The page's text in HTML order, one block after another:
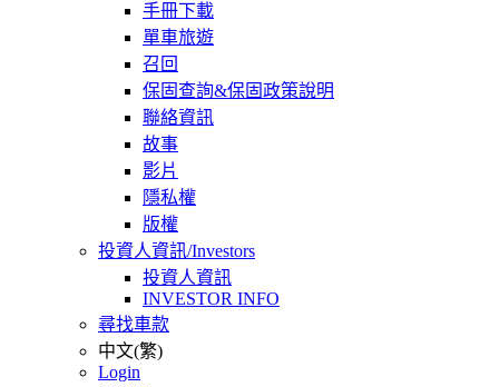
手冊下載
單車旅遊
召回
保固查詢&保固政策說明
聯絡資訊
故事
影片
隱私權
版權
投資人資訊/Investors
投資人資訊
INVESTOR INFO
尋找車款
中文(繁)
Login